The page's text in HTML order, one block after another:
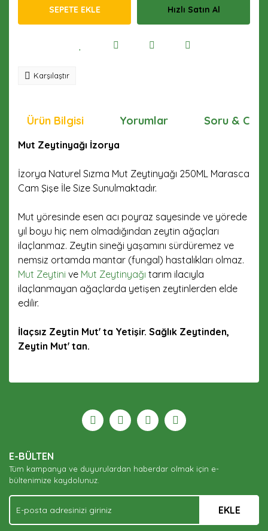
SEPETE EKLE Hızlı Satın Al
Karşılaştır
Ürün Bilgisi Yorumlar Soru &
Mut Zeytinyağı İzorya
İzorya Naturel Sızma Mut Zeytinyağı 250ML Marasca
Cam Şişe İle Size Sunulmaktadır.
Mut yöresinde esen acı poyraz sayesinde ve yörede
yıl boyu hiç nem olmadığından zeytin ağaçları
ilaçlanmaz. Zeytin sineği yaşamını sürdüremez ve
nemsiz ortamda mantar (fungal) hastalıkları olmaz.
Mut Zeytini ve Mut Zeytinyağı tarım ilacıyla
ilaçlanmayan ağaçlarda yetişen zeytinlerden elde
edilir.
İlaçsız Zeytin Mut' ta Yetişir. Sağlık Zeytinden,
Zeytin Mut' tan.
Yorum Yaz
Soru Sor
Görüş ve önerileriniz için teşekkür ederiz.
Ürün açıklamasında eksik bilgiler bulunuyor.
Ürün bilgilerinde hatalar bulunuyor.
Ürün fiyatı diğer sitelerden daha pahalı.
Bu ürüne benzer farklı alternatifler olmalı.
E-BÜLTEN
Tüm kampanya ve duyurulardan haberdar olmak için e-
bültenimize kaydolunuz.
EKLE